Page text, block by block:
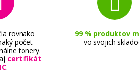
rovnako
počet
tonery.
certifikát
.
99 % produktov
vo svojich